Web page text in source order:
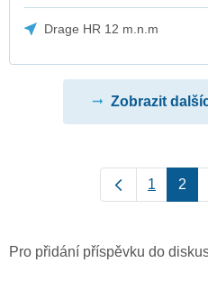
Drage HR 12 m.n.m
Zobrazit
1 2
Pro přidání příspěvku do